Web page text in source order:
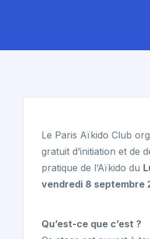
Le Paris Aïkido Club
gratuit d’initiation et de
pratique de l’Aïkido du
vendredi 8 septembre
Qu’est-ce que c’est ?